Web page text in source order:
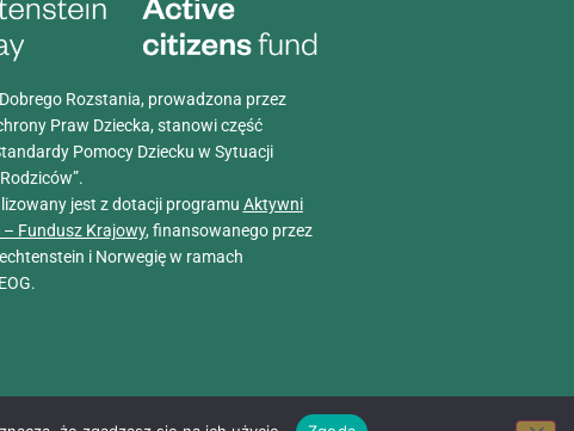
Rozstania, prowadzona przez
Praw Dziecka, stanowi część
Pomocy Dziecku w Sytuacji
jest z dotacji programu Aktywni
Fundusz Krajowy, finansowanego przez
i Norwegię w ramach